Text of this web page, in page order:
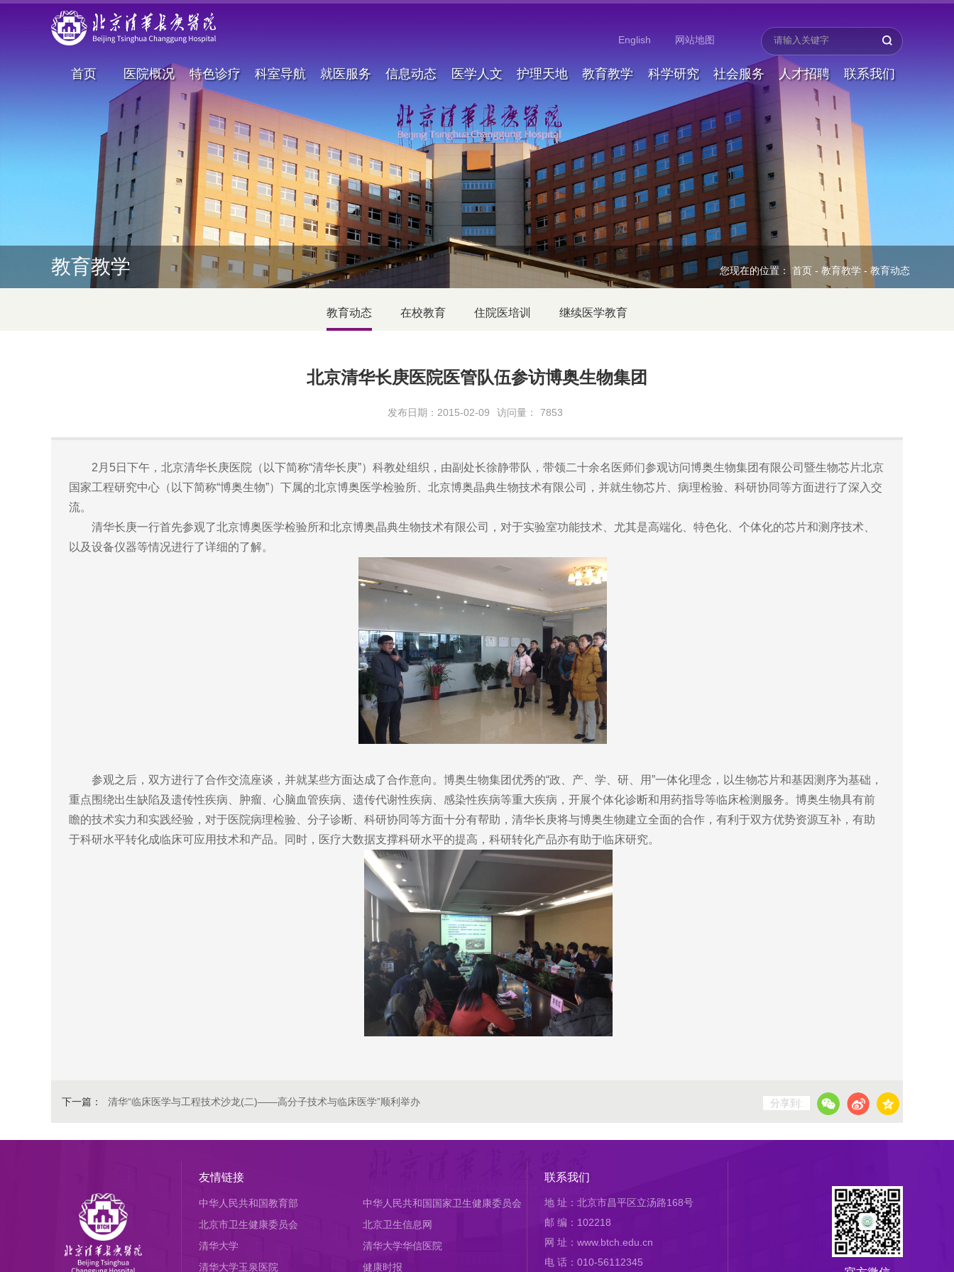
English 网站地图
首页 医院概况 特色诊疗 科室导航 就医服务 信息动态 医学人文 护理天地 教育教学 科学研究 社会服务 人才招聘 联系我们
教育教学 您现在的位置：首页 - 教育教学 - 教育动态
教育动态 在校教育 住院医培训 继续医学教育
北京清华长庚医院医管队伍参访博奥生物集团
发布日期：2015-02-09 访问量： 7853
2月5日下午，北京清华长庚医院（以下简称“清华长庚”）科教处组织，由副处长徐静带队，带领二十余名医师们参观访问博奥生物集团有限公司暨生物芯片北京
国家工程研究中心（以下简称“博奥生物”）下属的北京博奥医学检验所、北京博奥晶典生物技术有限公司，并就生物芯片、病理检验、科研协同等方面进行了深入交
流。
清华长庚一行首先参观了北京博奥医学检验所和北京博奥晶典生物技术有限公司，对于实验室功能技术、尤其是高端化、特色化、个体化的芯片和测序技术、
以及设备仪器等情况进行了详细的了解。
参观之后，双方进行了合作交流座谈，并就某些方面达成了合作意向。博奥生物集团优秀的“政、产、学、研、用”一体化理念，以生物芯片和基因测序为基础，
重点围绕出生缺陷及遗传性疾病、肿瘤、心脑血管疾病、遗传代谢性疾病、感染性疾病等重大疾病，开展个体化诊断和用药指导等临床检测服务。博奥生物具有前
瞻的技术实力和实践经验，对于医院病理检验、分子诊断、科研协同等方面十分有帮助，清华长庚将与博奥生物建立全面的合作，有利于双方优势资源互补，有助
于科研水平转化成临床可应用技术和产品。同时，医疗大数据支撑科研水平的提高，科研转化产品亦有助于临床研究。
下一篇： 清华“临床医学与工程技术沙龙(二)——高分子技术与临床医学”顺利举办 分享到:
友情链接
中华人民共和国教育部
中华人民共和国国家卫生健康委员会
北京市卫生健康委员会
北京卫生信息网
清华大学
清华大学华信医院
清华大学玉泉医院
健康时报
联系我们
地 址：北京市昌平区立汤路168号
邮 编：102218
网 址：www.btch.edu.cn
电 话：010-56112345